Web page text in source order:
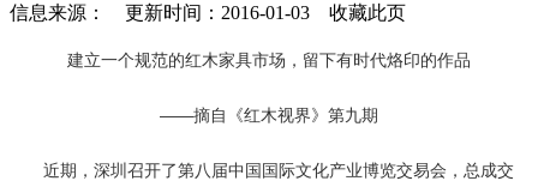
信息来源：
更新时间：2016-01-03 收藏此页
建立一个规范的红木家具市场，留下有时代烙印的作品
——摘自《红木视界》第九期
近期，深圳召开了第八届中国国际文化产业博览交易会，总成交